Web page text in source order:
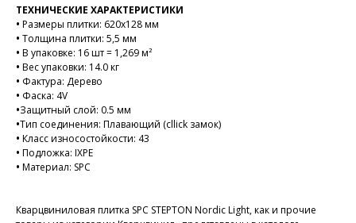
ТЕХНИЧЕСКИЕ ХАРАКТЕРИСТИКИ
• Размеры плитки: 620х128 мм
• Толщина плитки: 5,5 мм
• В упаковке: 16 шт = 1,269 м²
• Вес упаковки: 14.0 кг
• Фактура: Дерево
• Фаска: 4V
•Защитный слой: 0.5 мм
•Тип соединения: Плавающий (cllick замок)
• Класс износостойкости: 43
• Подложка: IXPE
• Материал: SPC
Кварцвиниловая плитка SPC STEPTON Nordic Light, как и прочие